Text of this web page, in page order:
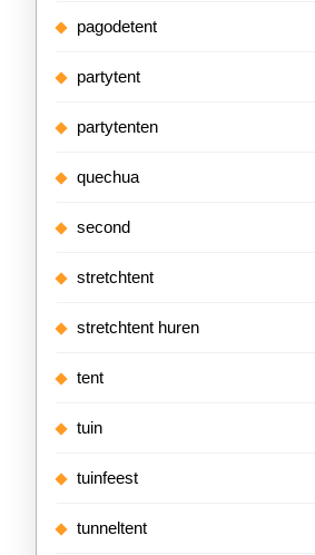
pagodetent
partytent
partytenten
quechua
second
stretchtent
stretchtent huren
tent
tuin
tuinfeest
tunneltent